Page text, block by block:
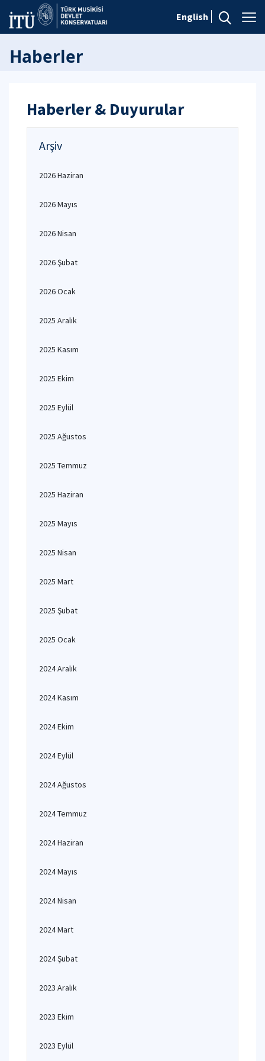
English
Haberler
Haberler & Duyurular
Arşiv
2026 Haziran
2026 Mayıs
2026 Nisan
2026 Şubat
2026 Ocak
2025 Aralık
2025 Kasım
2025 Ekim
2025 Eylül
2025 Ağustos
2025 Temmuz
2025 Haziran
2025 Mayıs
2025 Nisan
2025 Mart
2025 Şubat
2025 Ocak
2024 Aralık
2024 Kasım
2024 Ekim
2024 Eylül
2024 Ağustos
2024 Temmuz
2024 Haziran
2024 Mayıs
2024 Nisan
2024 Mart
2024 Şubat
2023 Aralık
2023 Ekim
2023 Eylül